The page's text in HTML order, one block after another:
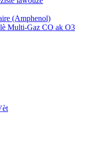
(Amphenol)
Multi-Gaz CO ak O3